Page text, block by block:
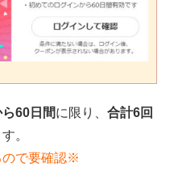
60日間に限り、 合計6回
。
ので要確認※